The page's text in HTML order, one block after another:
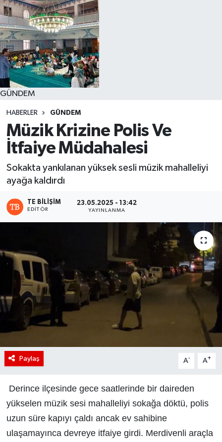
GÜNDEM
HABERLER GÜNDEM
Müzik Krizine Polis Ve
İtfaiye Müdahalesi
Sokakta yankılanan yüksek sesli müzik mahalleliyi
ayağa kaldırdı
TE BILIŞIM
EDITÖR
23.05.2025 - 13:42
YAYINLANMA
Paylaş A- A+
Derince ilçesinde gece saatlerinde bir daireden
yükselen müzik sesi mahalleliyi sokağa döktü, polis
uzun süre kapıyı çaldı ancak ev sahibine
ulaşamayınca devreye itfaiye girdi. Merdivenli araçla